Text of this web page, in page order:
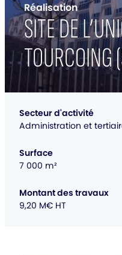
Réalisation
SITE DE
TOURCOING
Secteur d'activité
Administration et
Surface
7 000 m²
Montant des travaux
9,20 M€ HT